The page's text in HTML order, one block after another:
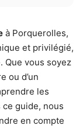
à Porquerolles,
et privilégié,
Que vous soyez
ou d’un
les
guide, nous
en compte